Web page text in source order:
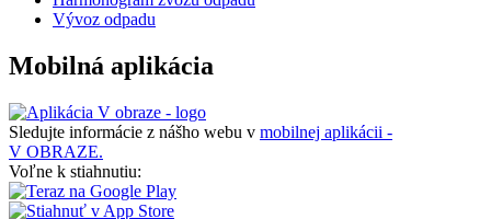
Vývoz odpadu
Mobilná aplikácia
Sledujte informácie z nášho webu v mobilnej aplikácii -
V OBRAZE.
Voľne k stiahnutiu: